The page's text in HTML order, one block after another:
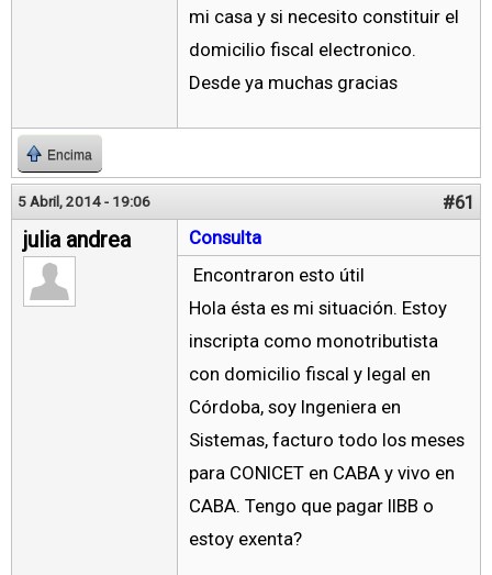
mi casa y si necesito constituir el
domicilio fiscal electronico.
Desde ya muchas gracias
Encima
5 Abril, 2014 - 19:06 #61
julia andrea
Consulta
Encontraron esto útil
Hola ésta es mi situación. Estoy
inscripta como monotributista
con domicilio fiscal y legal en
Córdoba, soy Ingeniera en
Sistemas, facturo todo los meses
para CONICET en CABA y vivo en
CABA. Tengo que pagar IIBB o
estoy exenta?